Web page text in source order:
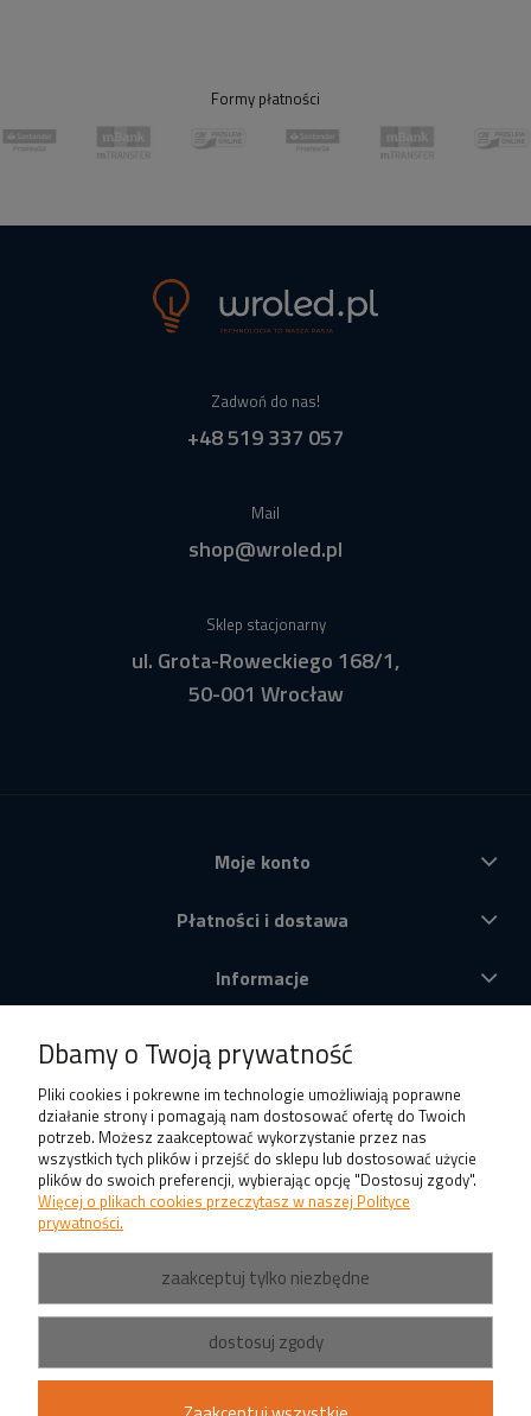
Formy płatności
Zadwoń do nas!
+48 519 337 057
Mail
shop@wroled.pl
Sklep stacjonarny
ul. Grota-Roweckiego 168/1,
50-001 Wrocław
Moje konto
Płatności i dostawa
Informacje
Produkty
Dbamy o Twoją prywatność
Pliki cookies i pokrewne im technologie umożliwiają poprawne
działanie strony i pomagają nam dostosować ofertę do Twoich
potrzeb. Możesz zaakceptować wykorzystanie przez nas
wszystkich tych plików i przejść do sklepu lub dostosować użycie
plików do swoich preferencji, wybierając opcję "Dostosuj zgody".
Więcej o plikach cookies przeczytasz w naszej Polityce
prywatności.
zaakceptuj tylko niezbędne
dostosuj zgody